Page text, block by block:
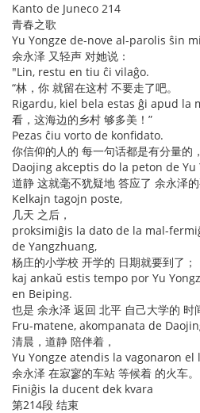
Kanto de Juneco 214
青春之歌
Yu Yongze de-nove al-parolis ŝin
余永泽 又轻声 对她说：
"Lin, restu en tiu ĉi vilaĝo.
“林，你 就留在这村 不要走了吧。
Rigardu, kiel bela estas ĝi apud la
看，这海边的乡村 够多美！”
Pezas ĉiu vorto de konfidato.
你信仰的人的 每一句话都是有分量的，
Daojing akceptis do la peton de
道静 这就毫不犹疑地 答应了 余永泽
Kelkajn tagojn poste,
几天 之后，
proksimiĝis la dato de la mal-
de Yangzhuang,
杨庄的小学校 开学的 日期就要到了；
kaj ankaŭ estis tempo por Yu
en Beiping.
也是 余永泽 返回 北平 自己大学的 时
Fru-matene, akompanata de
清晨，道静 陪伴着，
Yu Yongze atendis la vagonaron el
余永泽 在寂寥的车站 等候着 的火车。
Finiĝis la ducent dek kvara
第214段 结束